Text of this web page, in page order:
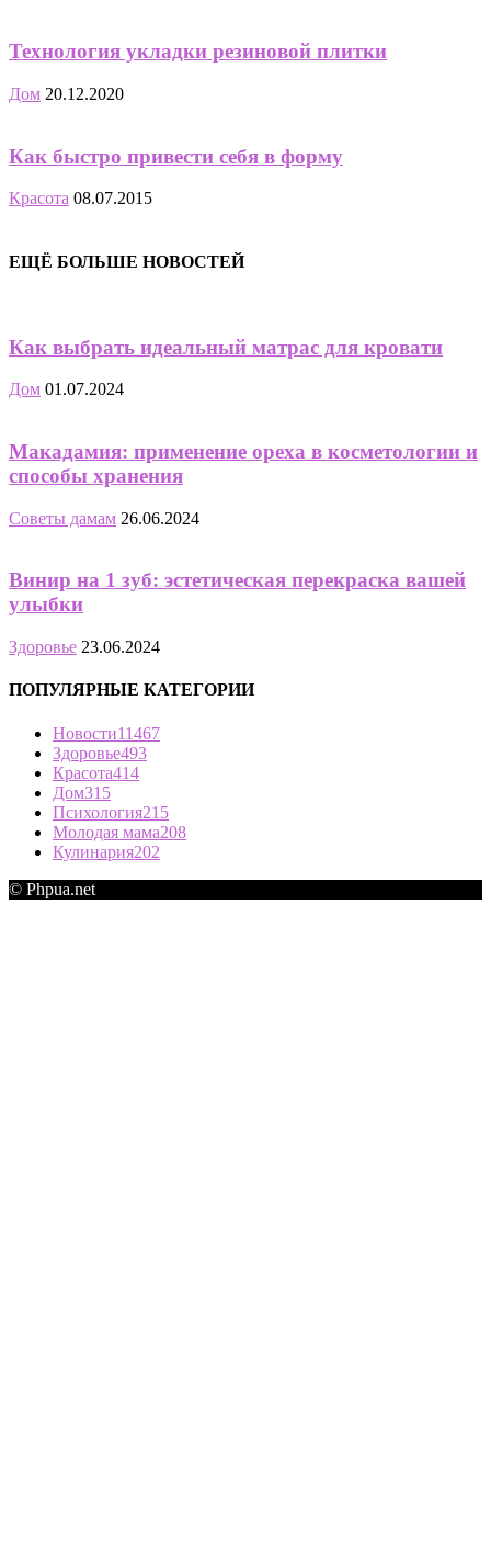
Технология укладки резиновой плитки
Дом 20.12.2020
Как быстро привести себя в форму
Красота 08.07.2015
ЕЩЁ БОЛЬШЕ НОВОСТЕЙ
Как выбрать идеальный матрас для кровати
Дом 01.07.2024
Макадамия: применение ореха в косметологии и
способы хранения
Советы дамам 26.06.2024
Винир на 1 зуб: эстетическая перекраска вашей
улыбки
Здоровье 23.06.2024
ПОПУЛЯРНЫЕ КАТЕГОРИИ
Новости11467
Здоровье493
Красота414
Дом315
Психология215
Молодая мама208
Кулинария202
© Phpua.net